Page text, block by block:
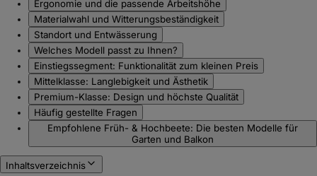
Ergonomie und die passende Arbeitshöhe
Materialwahl und Witterungsbeständigkeit
Standort und Entwässerung
Welches Modell passt zu Ihnen?
Einstiegssegment: Funktionalität zum kleinen Preis
Mittelklasse: Langlebigkeit und Ästhetik
Premium-Klasse: Design und höchste Qualität
Häufig gestellte Fragen
Empfohlene Früh- & Hochbeete: Die besten Modelle für
Garten und Balkon
Inhaltsverzeichnis